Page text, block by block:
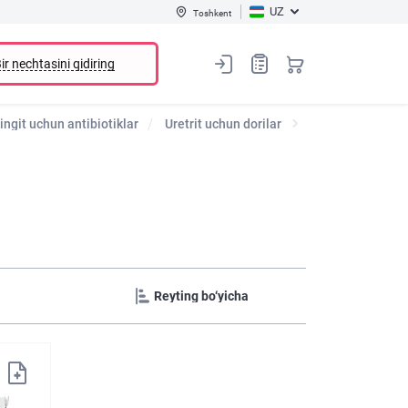
Toshkent UZ
nechtasini qidiring
uchun antibiotiklar Uretrit uchun dorilar